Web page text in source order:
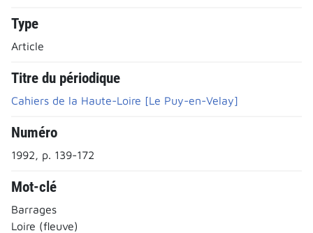
Type
Article
Titre du périodique
Cahiers de la Haute-Loire [Le Puy-en-Velay]
Numéro
1992, p. 139-172
Mot-clé
Barrages
Loire (fleuve)